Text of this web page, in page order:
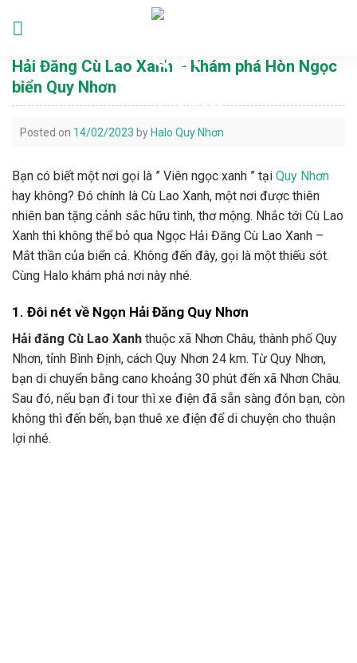
Hải Đăng Cù Lao Xanh – Khám phá Hòn Ngọc
biển Quy Nhơn
Posted on 14/02/2023 by Halo Quy Nhơn
Bạn có biết một nơi gọi là ” Viên ngọc xanh ” tại Quy Nhơn
hay không? Đó chính là Cù Lao Xanh, một nơi được thiên
nhiên ban tặng cảnh sắc hữu tình, thơ mộng. Nhắc tới Cù Lao
Xanh thì không thể bỏ qua Ngọc Hải Đăng Cù Lao Xanh –
Mắt thần của biển cả. Không đến đây, gọi là một thiếu sót.
Cùng Halo khám phá nơi này nhé.
1. Đôi nét về Ngọn Hải Đăng Quy Nhơn
Hải đăng Cù Lao Xanh thuộc xã Nhơn Châu, thành phố Quy
Nhơn, tỉnh Bình Định, cách Quy Nhơn 24 km. Từ Quy Nhơn,
bạn di chuyển bằng cano khoảng 30 phút đến xã Nhơn Châu.
Sau đó, nếu bạn đi tour thì xe điện đã sẵn sàng đón bạn, còn
không thì đến bến, bạn thuê xe điện để di chuyện cho thuận
lợi nhé.